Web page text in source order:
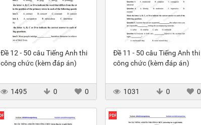
Đề 12 - 50 câu Tiếng Anh thi
công chức (kèm đáp án)
1495 0 0
Đề 11 - 50 câu Tiếng Anh thi
công chức (kèm đáp án)
1031 0 0